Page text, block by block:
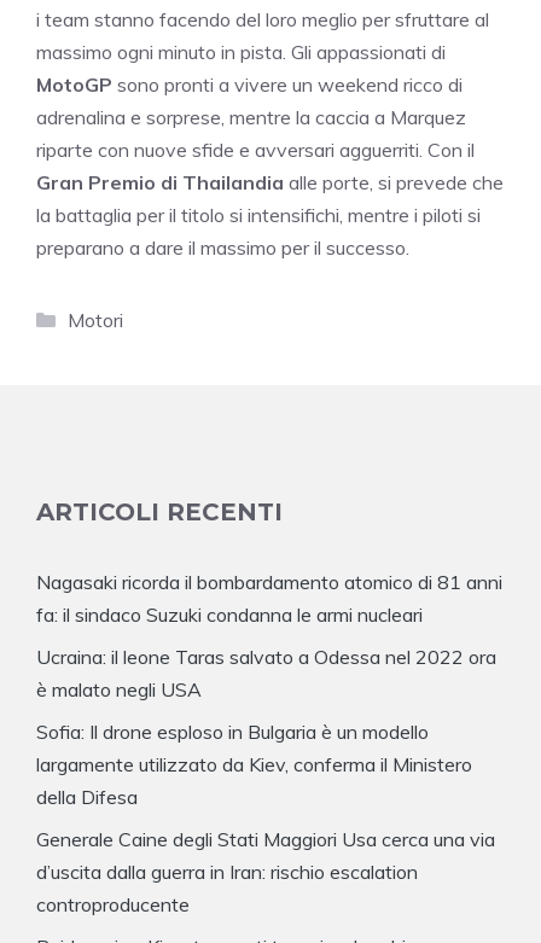
i team stanno facendo del loro meglio per sfruttare al
massimo ogni minuto in pista. Gli appassionati di
MotoGP sono pronti a vivere un weekend ricco di
adrenalina e sorprese, mentre la caccia a Marquez
riparte con nuove sfide e avversari agguerriti. Con il
Gran Premio di Thailandia alle porte, si prevede che
la battaglia per il titolo si intensifichi, mentre i piloti si
preparano a dare il massimo per il successo.
Categorie
Motori
ARTICOLI RECENTI
Nagasaki ricorda il bombardamento atomico di 81 anni
fa: il sindaco Suzuki condanna le armi nucleari
Ucraina: il leone Taras salvato a Odessa nel 2022 ora
è malato negli USA
Sofia: Il drone esploso in Bulgaria è un modello
largamente utilizzato da Kiev, conferma il Ministero
della Difesa
Generale Caine degli Stati Maggiori Usa cerca una via
d’uscita dalla guerra in Iran: rischio escalation
controproducente